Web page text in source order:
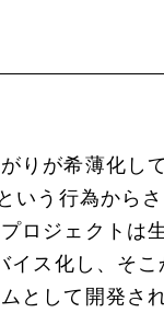
りが希薄化し
いう行為から
ロジェクトは
ス化し、そ
として開発さ